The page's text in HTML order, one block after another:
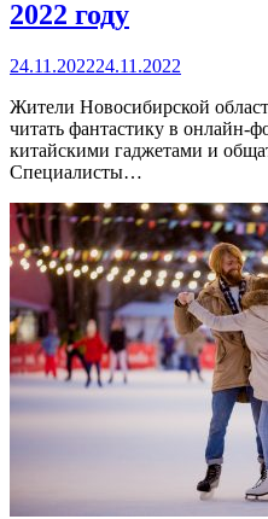
2022 году
24.11.202224.11.2022
Жители Новосибирской
читать фантастику в онлайн-
китайскими гаджетами и
Специалисты…